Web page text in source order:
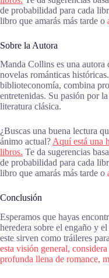
de probabilidad para cada
libro que amarás más tarde o
Sobre la Autora
Manda Collins es una autora
novelas románticas
biblioteconomía, combina
entretenidas. Su pasión por
literatura clásica.
¿Buscas una buena lectura
ánimo actual? Aquí está una
libros. Te da sugerencias
de probabilidad para cada
libro que amarás más tarde o
Conclusión
Esperamos que hayas
heredera sobre el engaño y
este sirven como tráileres
esta visión general,
profunda llena de romance,